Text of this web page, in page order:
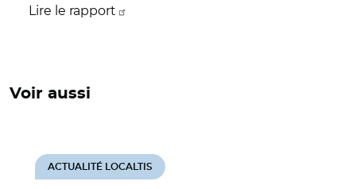
Lire le rapport
Voir aussi
ACTUALITÉ LOCALTIS